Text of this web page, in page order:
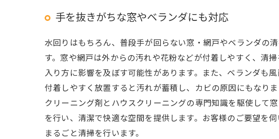
手を抜きがちな窓やベランダにも対応
水回りはもちろん、普段手が回らない窓・網戸やベランダの
す。窓や網戸は外からの汚れや花粉などが付着しやすく、清
入り方に影響を及ぼす可能性があります。また、ベランダも
付着しやすく放置すると汚れが蓄積し、カビの原因にもなり
クリーニング剤とハウスクリーニングの専門知識を駆使して
を行い、清潔で快適な空間を提供します。お客様のご要望を
まるごと清掃を行います。